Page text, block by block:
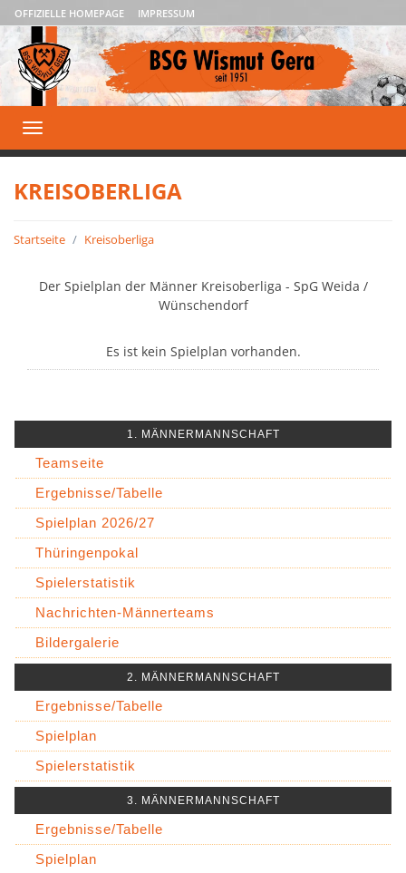
OFFIZIELLE HOMEPAGE IMPRESSUM
Toggle
navigation
KREISOBERLIGA
Startseite Kreisoberliga
Der Spielplan der Männer Kreisoberliga - SpG Weida /
Wünschendorf
Es ist kein Spielplan vorhanden.
1. MÄNNERMANNSCHAFT
Teamseite
Ergebnisse/Tabelle
Spielplan 2026/27
Thüringenpokal
Spielerstatistik
Nachrichten-Männerteams
Bildergalerie
2. MÄNNERMANNSCHAFT
Ergebnisse/Tabelle
Spielplan
Spielerstatistik
3. MÄNNERMANNSCHAFT
Ergebnisse/Tabelle
Spielplan